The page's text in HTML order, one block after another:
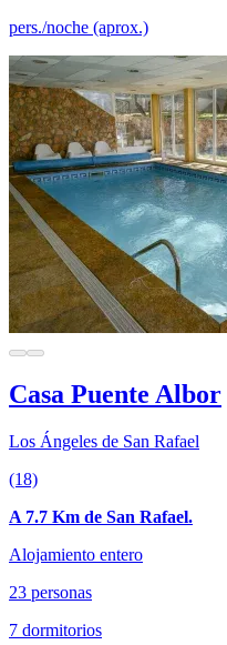
pers./noche (aprox.)
Casa Puente Albor
Los Ángeles de San Rafael
(18)
A 7.7 Km de San Rafael.
Alojamiento entero
23 personas
7 dormitorios